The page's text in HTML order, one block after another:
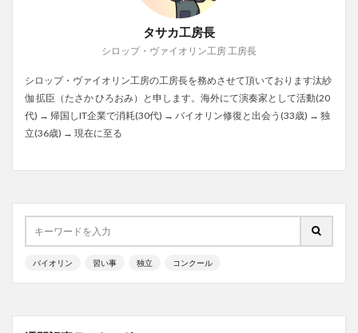
タサカ工房長
シロップ・ヴァイオリン工房 工房長
シロップ・ヴァイオリン工房の工房長を務めさせて頂いております汰紗
伽 拡臣（たさか ひろおみ）と申します。海外にて演奏家として活動(20
代) → 帰国しIT企業で消耗(30代) → バイオリン修復と出会う(33歳) → 独
立(36歳) → 現在に至る
バイオリン 習い事 独立 コンクール